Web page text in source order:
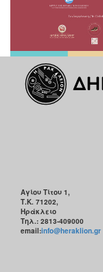
Αγίου Τίτου 1,
Τ.Κ. 71202,
Ηράκλειο
Τηλ.: 2813-409000
email:info@heraklion.gr